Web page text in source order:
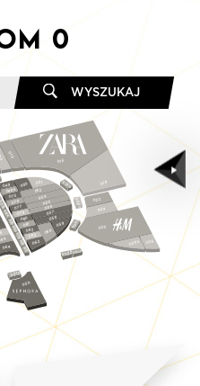
0
WYSZUKAJ
051
050
052
054
055
056
057
058
059
060
049
048a
075
076
077
079
080
081
082
083
062
S024
S015
S014
S013
S012
S011
064
S022a
S022
S021
S020
022
024
015
012
025
S019 019
026
025a
S010
030